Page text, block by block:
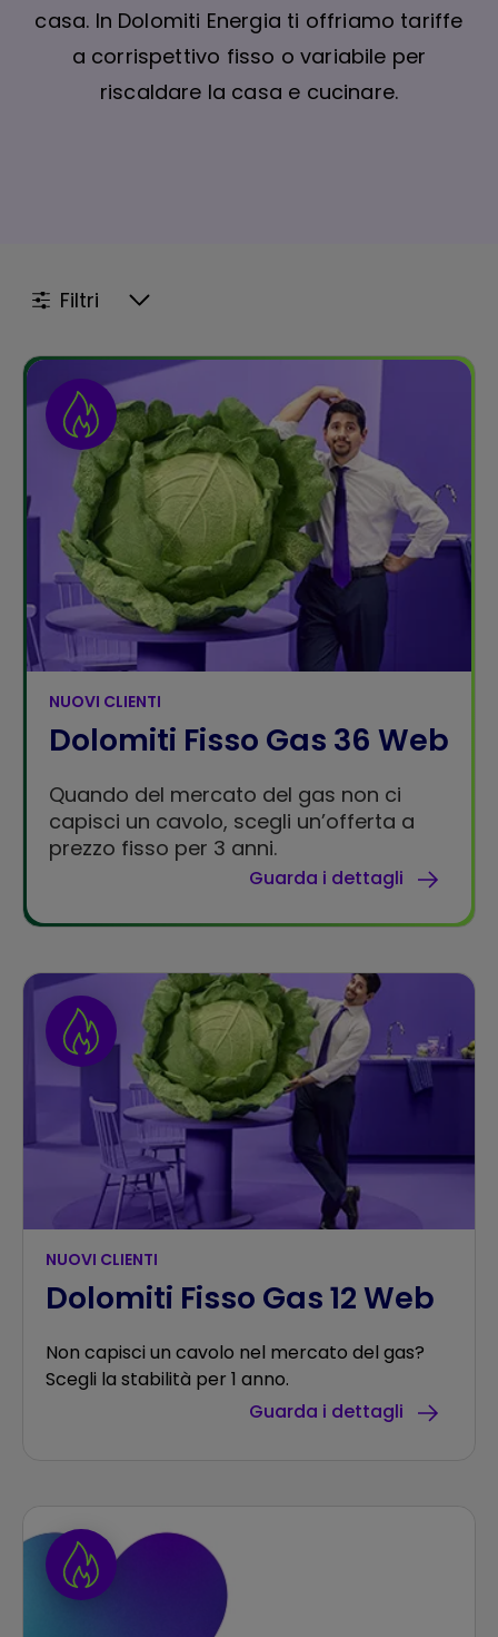
casa. In Dolomiti Energia ti offriamo tariffe
a corrispettivo fisso o variabile per
riscaldare la casa e cucinare.
Filtri
NUOVI CLIENTI
Dolomiti Fisso Gas 36 Web
Quando del mercato del gas non ci
capisci un cavolo, scegli un’offerta a
prezzo fisso per 3 anni.
Guarda i dettagli
NUOVI CLIENTI
Dolomiti Fisso Gas 12 Web
Non capisci un cavolo nel mercato del gas?
Scegli la stabilità per 1 anno.
Guarda i dettagli